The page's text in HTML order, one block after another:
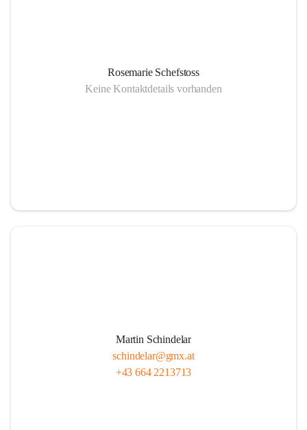
Rosemarie Schefstoss
Keine Kontaktdetails vorhanden
Martin Schindelar
schindelar@gmx.at
+43 664 2213713